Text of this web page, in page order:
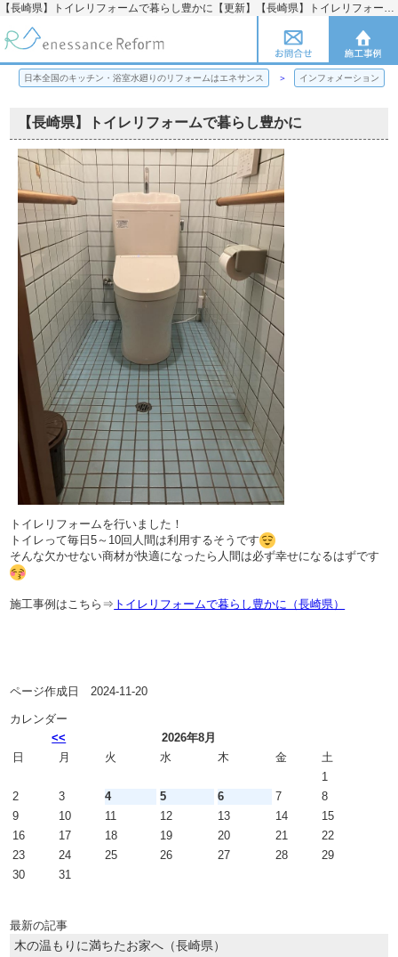
【長崎県】トイレリフォームで暮らし豊かに【更新】【長崎県】トイレリフォームで暮らし豊かに | 日本全国のキッチン・浴室水廻りのリフォームのことならエネサンス
日本全国のキッチン・浴室水廻りのリフォームはエネサンス インフォメーション
【長崎県】トイレリフォームで暮らし豊かに
トイレリフォームを行いました！
トイレって毎日5～10回人間は利用するそうです
そんな欠かせない商材が快適になったら人間は必ず幸せになるはずです
施工事例はこちら⇒ トイレリフォームで暮らし豊かに（長崎県）
ページ作成日 2024-11-20
カレンダー
<<
2026年8月
日
月 火 水 木 金
土
1
2
3 4 5 6 7
8
9
10 11 12 13 14
15
16
17 18 19 20 21
22
23
24 25 26 27 28
29
30
31
最新の記事
木の温もりに満ちたお家へ（長崎県）